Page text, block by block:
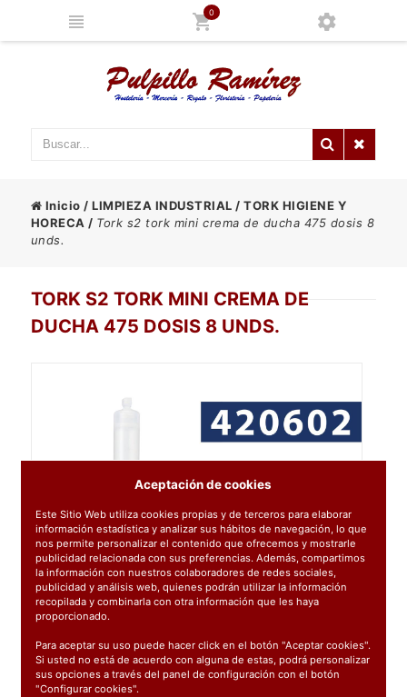
0
Inicio /LIMPIEZA INDUSTRIAL /TORK HIGIENE Y
HORECA / Tork s2 tork mini crema de ducha 475 dosis 8
unds.
TORK S2 TORK MINI CREMA DE
DUCHA 475 DOSIS 8 UNDS.
Aceptación de cookies
Este Sitio Web utiliza cookies propias y de terceros para elaborar
información estadística y analizar sus hábitos de navegación, lo que
nos permite personalizar el contenido que ofrecemos y mostrarle
publicidad relacionada con sus preferencias. Además, compartimos
la información con nuestros colaboradores de redes sociales,
publicidad y análisis web, quienes podrán utilizar la información
recopilada y combinarla con otra información que les haya
proporcionado.
Para aceptar su uso puede hacer click en el botón "Aceptar cookies".
Si usted no está de acuerdo con alguna de estas, podrá personalizar
sus opciones a través del panel de configuración con el botón
"Configurar cookies".